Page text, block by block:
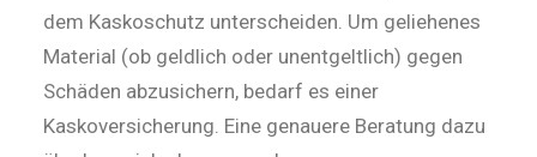
dem Kaskoschutz unterscheiden. Um geliehenes
Material (ob geldlich oder unentgeltlich) gegen
Schäden abzusichern, bedarf es einer
Kaskoversicherung. Eine genauere Beratung dazu